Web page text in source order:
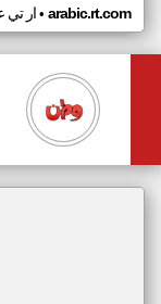
ار تي• arabic.rt.com